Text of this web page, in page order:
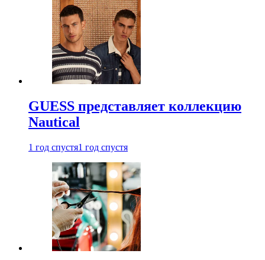
GUESS представляет коллекцию
Nautical
1 год спустя1 год спустя